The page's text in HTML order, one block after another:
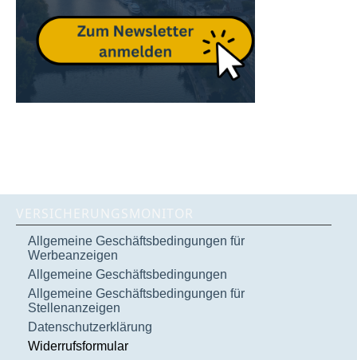
VERSICHERUNGSMONITOR
Allgemeine Geschäftsbedingungen für
Werbeanzeigen
Allgemeine Geschäftsbedingungen
Allgemeine Geschäftsbedingungen für
Stellenanzeigen
Datenschutzerklärung
Widerrufsformular